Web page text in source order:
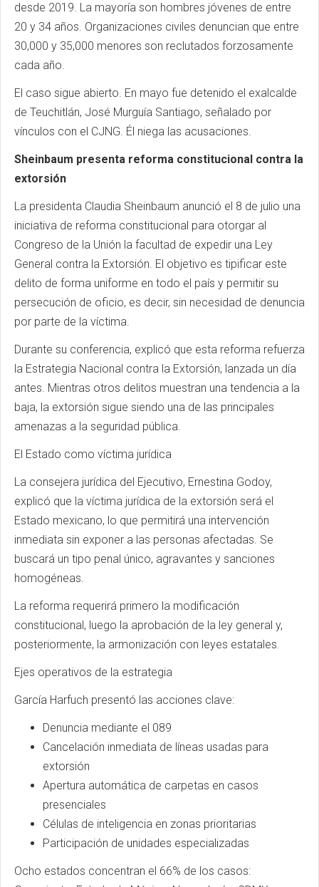
desde 2019. La mayoría son hombres jóvenes de entre
20 y 34 años. Organizaciones civiles denuncian que entre
30,000 y 35,000 menores son reclutados forzosamente
cada año.
El caso sigue abierto. En mayo fue detenido el exalcalde
de Teuchitlán, José Murguía Santiago, señalado por
vínculos con el CJNG. Él niega las acusaciones.
Sheinbaum presenta reforma constitucional contra la
extorsión
La presidenta Claudia Sheinbaum anunció el 8 de julio una
iniciativa de reforma constitucional para otorgar al
Congreso de la Unión la facultad de expedir una Ley
General contra la Extorsión. El objetivo es tipificar este
delito de forma uniforme en todo el país y permitir su
persecución de oficio, es decir, sin necesidad de denuncia
por parte de la víctima.
Durante su conferencia, explicó que esta reforma refuerza
la Estrategia Nacional contra la Extorsión, lanzada un día
antes. Mientras otros delitos muestran una tendencia a la
baja, la extorsión sigue siendo una de las principales
amenazas a la seguridad pública.
El Estado como víctima jurídica
La consejera jurídica del Ejecutivo, Ernestina Godoy,
explicó que la víctima jurídica de la extorsión será el
Estado mexicano, lo que permitirá una intervención
inmediata sin exponer a las personas afectadas. Se
buscará un tipo penal único, agravantes y sanciones
homogéneas.
La reforma requerirá primero la modificación
constitucional, luego la aprobación de la ley general y,
posteriormente, la armonización con leyes estatales.
Ejes operativos de la estrategia
García Harfuch presentó las acciones clave:
Denuncia mediante el 089
Cancelación inmediata de líneas usadas para
extorsión
Apertura automática de carpetas en casos
presenciales
Células de inteligencia en zonas prioritarias
Participación de unidades especializadas
Ocho estados concentran el 66% de los casos: